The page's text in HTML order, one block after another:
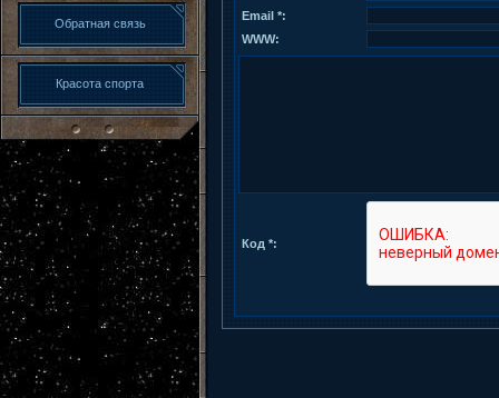
Обратная связь
Красота спорта
Email *:
WWW:
Код *: